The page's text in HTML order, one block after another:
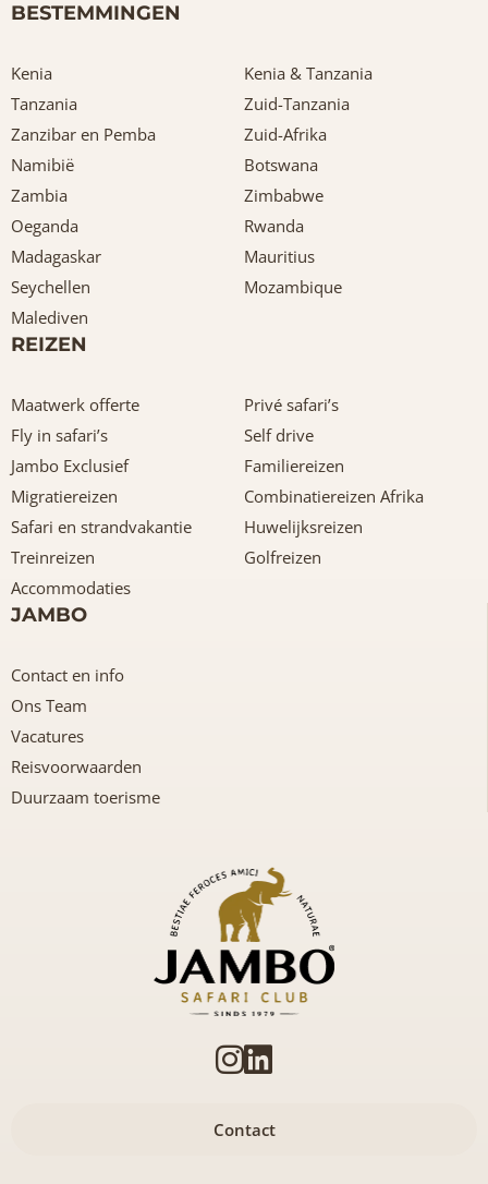
BESTEMMINGEN
Kenia
Kenia & Tanzania
Tanzania
Zuid-Tanzania
Zanzibar en Pemba
Zuid-Afrika
Namibië
Botswana
Zambia
Zimbabwe
Oeganda
Rwanda
Madagaskar
Mauritius
Seychellen
Mozambique
Malediven
REIZEN
Maatwerk offerte
Privé safari’s
Fly in safari’s
Self drive
Jambo Exclusief
Familiereizen
Migratiereizen
Combinatiereizen Afrika
Safari en strandvakantie
Huwelijksreizen
Treinreizen
Golfreizen
Accommodaties
JAMBO
Contact en info
Ons Team
Vacatures
Reisvoorwaarden
Duurzaam toerisme
Contact